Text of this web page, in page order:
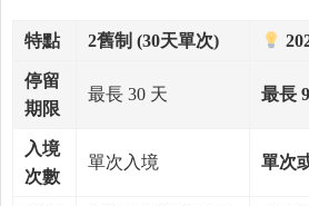
特點 2舊制 (30天單次)
停留
期限
最長 30 天 最長
入境
次數
單次入境 單次